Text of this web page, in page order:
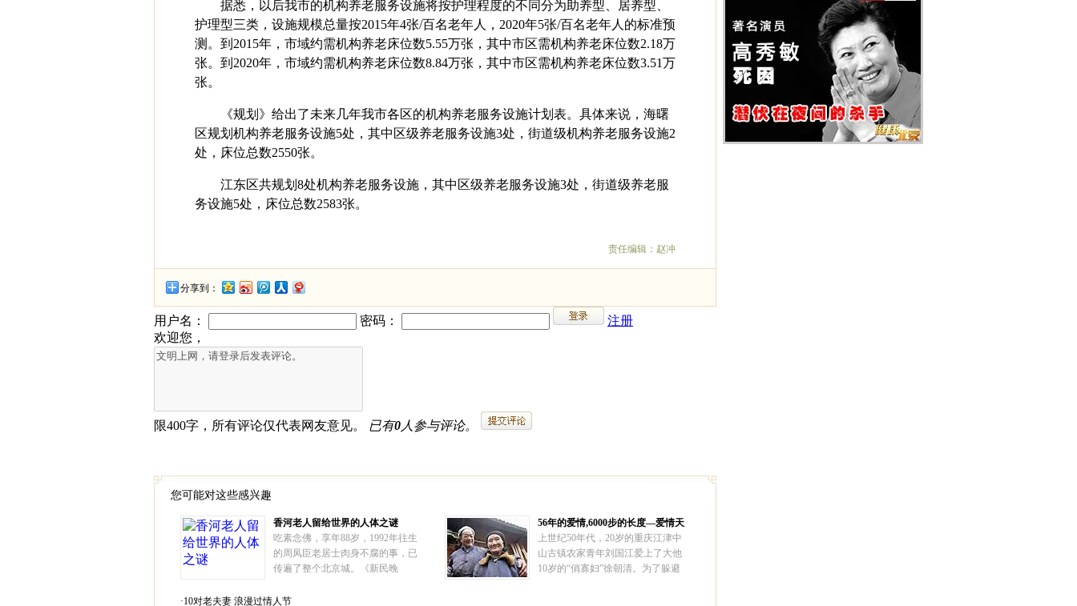
据悉，以后我市的机构养老服务设施将按护理程度的不同分为助养型、居养型、
护理型三类，设施规模总量按2015年4张/百名老年人，2020年5张/百名老年人的标准预
测。到2015年，市域约需机构养老床位数5.55万张，其中市区需机构养老床位数2.18万
张。到2020年，市域约需机构养老床位数8.84万张，其中市区需机构养老床位数3.51万
张。
《规划》给出了未来几年我市各区的机构养老服务设施计划表。具体来说，海曙
区规划机构养老服务设施5处，其中区级养老服务设施3处，街道级机构养老服务设施2
处，床位总数2550张。
江东区共规划8处机构养老服务设施，其中区级养老服务设施3处，街道级养老服
务设施5处，床位总数2583张。
责任编辑：赵冲
分享到：
您可能对这些感兴趣
香河老人留给世界的人体之谜
吃素念佛，享年88岁，1992年往生
的周凤臣老居士肉身不腐的事，已
传遍了整个北京城。《新民晚
报》海外版等传媒均对此作了报
56年的爱情,6000步的长度—爱情天
梯
上世纪50年代，20岁的重庆江津中
山古镇农家青年刘国江爱上了大他
10岁的“俏寡妇”徐朝清。为了躲避
·10对老夫妻 浪漫过情人节
宝光签下了捐献
书，捐献自己最宝
贵的“财富”，自愿
将自己的眼角膜和
遗体捐献，用于需
要帮助的人